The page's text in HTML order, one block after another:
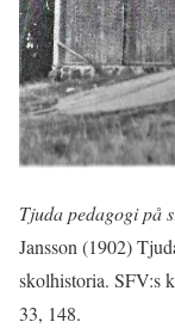
Tjuda pedagogi på
Jansson (1902)
skolhistoria. SFV:s
33, 148.